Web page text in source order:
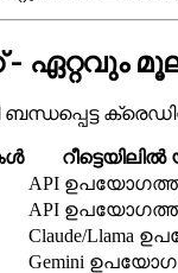
- ഏറ്റവും
ബന്ധപ്പെട്ട
API
API
Claude/Llama
Gemini